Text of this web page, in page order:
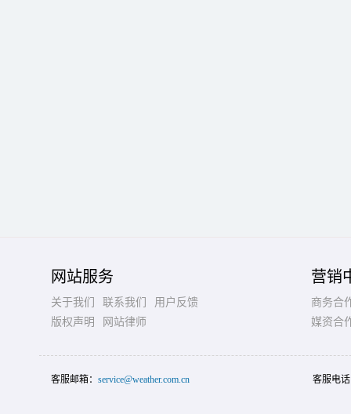
网站服务
关于我们 联系我们
用户反馈
版权声明
网站律师
营销
商务合
媒资合
客服邮箱： service@weather.com.cn 客服电